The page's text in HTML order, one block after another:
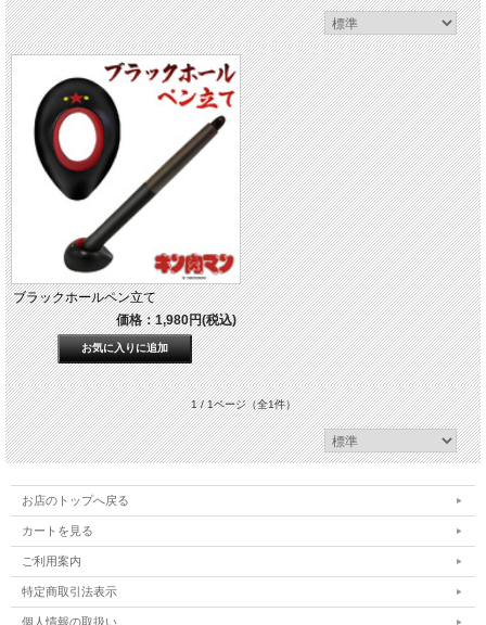
ブラックホールペン立て
価格：1,980円(税込)
1 / 1ページ（全1件）
お店のトップへ戻る
カートを見る
ご利用案内
特定商取引法表示
個人情報の取扱い